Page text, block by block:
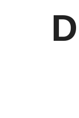
D